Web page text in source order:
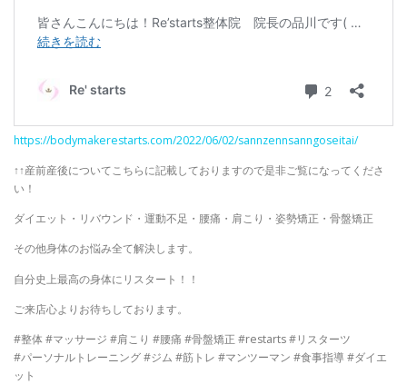
https://bodymakerestarts.com/2022/06/02/sannzennsanngoseitai/
↑↑産前産後についてこちらに記載しておりますので是非ご覧になってくださ
い！
ダイエット・リバウンド・運動不足・腰痛・肩こり・姿勢矯正・骨盤矯正
その他身体のお悩み全て解決します。
自分史上最高の身体にリスタート！！
ご来店心よりお待ちしております。
#整体 #マッサージ #肩こり #腰痛 #骨盤矯正 #restarts #リスターツ
#パーソナルトレーニング #ジム #筋トレ #マンツーマン #食事指導 #ダイエ
ット